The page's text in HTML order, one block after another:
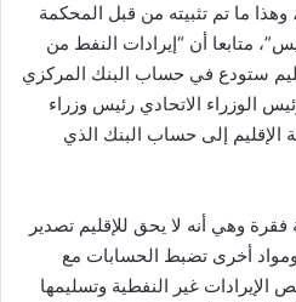
وهذا ما تم تثبيته من قبل المحكمة
متابعا أن “إيرادات النفط من
ستودع في حساب البنك المركزي
الوزراء الاتحادي رئيس وزراء
الإقليم إلى حساب البنك الذي
وهي أنه لا يحق للإقليم تصدير
أخرى تضبط الحسابات مع
الإيرادات غير النفطية وتسليمها